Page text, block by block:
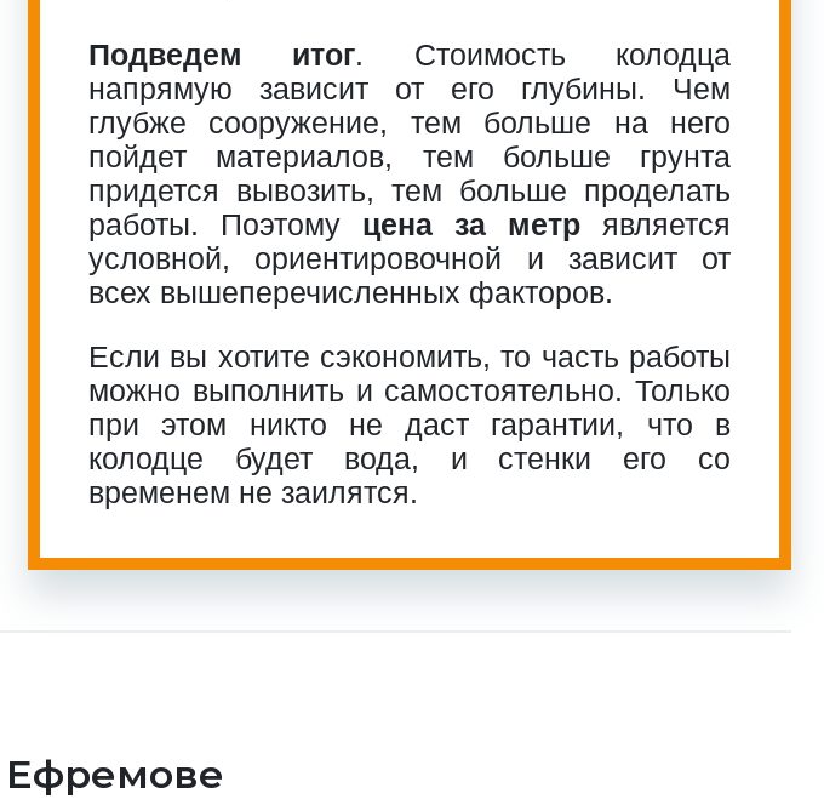
Подведем итог. Стоимость колодца
напрямую зависит от его глубины. Чем
глубже сооружение, тем больше на него
пойдет материалов, тем больше грунта
придется вывозить, тем больше проделать
работы. Поэтому цена за метр является
условной, ориентировочной и зависит от
всех вышеперечисленных факторов.
Если вы хотите сэкономить, то часть работы
можно выполнить и самостоятельно. Только
при этом никто не даст гарантии, что в
колодце будет вода, и стенки его со
временем не заилятся.
Ефремове